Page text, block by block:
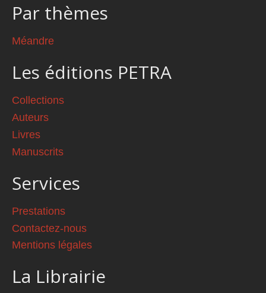
Par thèmes
Méandre
Les éditions PETRA
Collections
Auteurs
Livres
Manuscrits
Services
Prestations
Contactez-nous
Mentions légales
La Librairie